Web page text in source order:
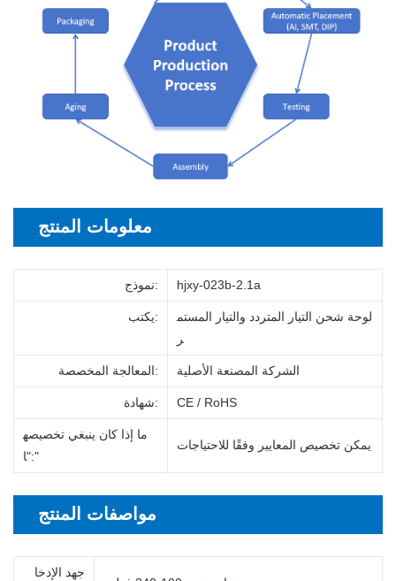
معلومات المنتج
نموذج: hjxy-023b-2.1a
يكتب:
لوحة شحن التيار المتردد والتيار المستم
ر
المعالجة المخصصة: الشركة المصنعة الأصلية
شهادة: CE / RoHS
ما إذا كان ينبغي تخصيصه
ا":"
يمكن تخصيص المعايير وفقًا للاحتياجات
مواصفات المنتج
جهد الإدخا